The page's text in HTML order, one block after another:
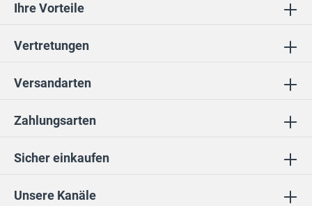
Unsere Kanäle
Ihre Vorteile
Vertretungen
Sicher einkaufen
Zahlungsarten
Versandarten